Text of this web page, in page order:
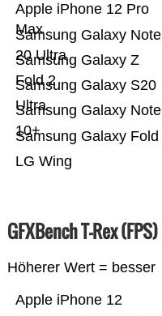
LG Wing
Samsung Galaxy Fold
Samsung Galaxy Note
10+
Samsung Galaxy S20
Ultra
Samsung Galaxy Z
Fold 2
Samsung Galaxy Note
20 Ultra
Apple iPhone 12 Pro
Max
GFXBench T-Rex (FPS)
Höherer Wert = besser
Apple iPhone 12